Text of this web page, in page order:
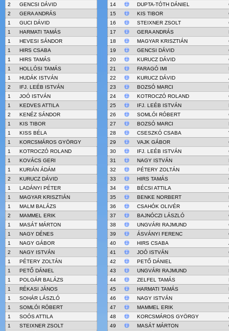
2
GENCSI DÁVID
2
GERA ANDRÁS
1
GUCI DÁVID
1
HARMATI TAMÁS
1
HEVESI SÁNDOR
1
HIRS CSABA
1
HIRS TAMÁS
1
HOLLÓSI TAMÁS
1
HUDÁK ISTVÁN
2
IFJ. LEÉB ISTVÁN
1
JOÓ ISTVÁN
1
KEDVES ATTILA
2
KENÉZ SÁNDOR
1
KIS TIBOR
1
KISS BÉLA
1
KORCSMÁROS GYÖRGY
1
KOTROCZÓ ROLAND
1
KOVÁCS GERI
1
KURIÁN ÁDÁM
2
KURUCZ DÁVID
1
LADÁNYI PÉTER
1
MAGYAR KRISZTIÁN
1
MALM BALÁZS
2
MAMMEL ERIK
1
MASÁT MÁRTON
1
NAGY DÉNES
1
NAGY GÁBOR
2
NAGY ISTVÁN
1
PÉTERY ZOLTÁN
1
PETŐ DÁNIEL
1
POLGÁR BALÁZS
1
RÉKASI JÁNOS
1
SOHÁR LÁSZLÓ
1
SOMLÓI RÓBERT
1
SOÓS ATTILA
1
STEIXNER ZSOLT
14
DUPTA-TÓTH DÁNIEL
15
KIS TIBOR
16
STEIXNER ZSOLT
17
GERA ANDRÁS
18
MAGYAR KRISZTIÁN
19
GENCSI DÁVID
20
KURUCZ DÁVID
21
FARAGÓ IMI
22
KURUCZ DÁVID
23
BOZSÓ MARCI
24
KOTROCZÓ ROLAND
25
IFJ. LEÉB ISTVÁN
26
SOMLÓI RÓBERT
27
BOZSÓ MARCI
28
CSESZKÓ CSABA
29
VAJK GÁBOR
30
IFJ. LEÉB ISTVÁN
31
NAGY ISTVÁN
32
PÉTERY ZOLTÁN
33
HIRS TAMÁS
34
BÉCSI ATTILA
35
BENKE NORBERT
36
CSAHÓK OLIVÉR
37
BAJNÓCZI LÁSZLÓ
38
UNGVÁRI RAJMUND
39
ÁSVÁNYI FERENC
40
HIRS CSABA
41
JOÓ ISTVÁN
42
PETŐ DÁNIEL
43
UNGVÁRI RAJMUND
44
ZELFEL TAMÁS
45
HARMATI TAMÁS
46
NAGY ISTVÁN
47
MAMMEL ERIK
48
KORCSMÁROS GYÖRGY
49
MASÁT MÁRTON